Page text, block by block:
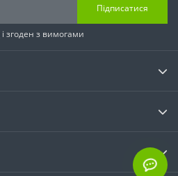
Підписатися
і згоден з вимогами